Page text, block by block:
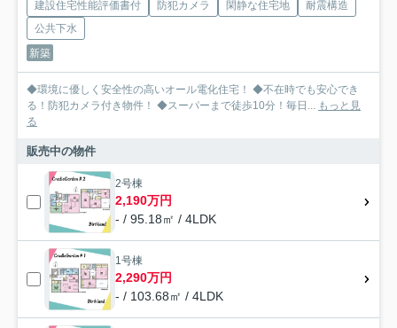
建設住宅性能評価書付 防犯カメラ 閑静な住宅地
耐震構造
公共下水
新築
◆環境に優しく安全性の高いオール電化住宅！ ◆不在時でも安心でき
る！防犯カメラ付き物件！ ◆スーパーまで徒歩10分！毎日... もっと見
る
販売中の物件
2号棟
2,190万円
- / 95.18㎡ / 4LDK
1号棟
2,290万円
- / 103.68㎡ / 4LDK